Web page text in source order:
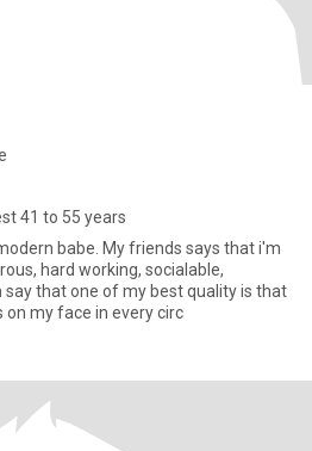
41 to 55 years
babe. My friends says that i'm
hard working, socialable,
say that one of my best quality is that
my face in every circ